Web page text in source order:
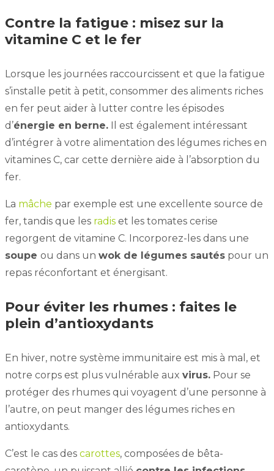
Contre la fatigue : misez sur la
vitamine C et le fer
Lorsque les journées raccourcissent et que la fatigue
s’installe petit à petit, consommer des aliments riches
en fer peut aider à lutter contre les épisodes
d’énergie en berne. Il est également intéressant
d’intégrer à votre alimentation des légumes riches en
vitamines C, car cette dernière aide à l’absorption du
fer.
La mâche par exemple est une excellente source de
fer, tandis que les radis et les tomates cerise
regorgent de vitamine C. Incorporez-les dans une
soupe ou dans un wok de légumes sautés pour un
repas réconfortant et énergisant.
Pour éviter les rhumes : faites le
plein d’antioxydants
En hiver, notre système immunitaire est mis à mal, et
notre corps est plus vulnérable aux virus. Pour se
protéger des rhumes qui voyagent d’une personne à
l’autre, on peut manger des légumes riches en
antioxydants.
C’est le cas des carottes, composées de bêta-